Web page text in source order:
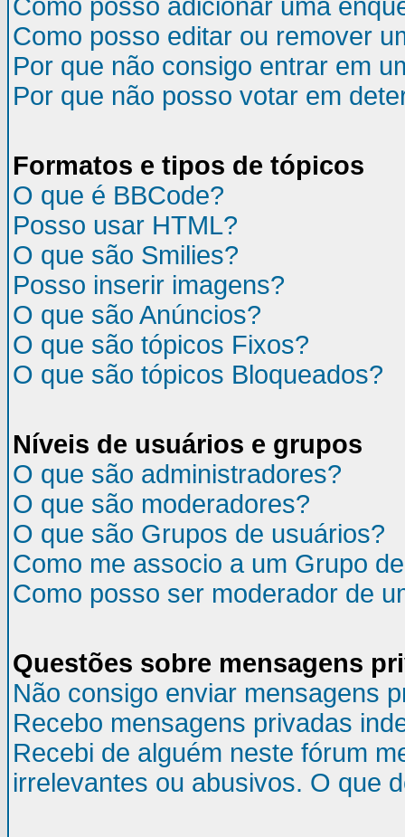
Como posso adicionar uma
Como posso editar ou remover
Por que não consigo entrar em
Por que não posso votar em
Formatos e tipos de tópicos
O que é BBCode?
Posso usar HTML?
O que são Smilies?
Posso inserir imagens?
O que são Anúncios?
O que são tópicos Fixos?
O que são tópicos Bloqueados?
Níveis de usuários e grupos
O que são administradores?
O que são moderadores?
O que são Grupos de usuários?
Como me associo a um Grupo
Como posso ser moderador de
Questões sobre mensagens
Não consigo enviar mensagens
Recebo mensagens privadas
Recebi de alguém neste fórum
irrelevantes ou abusivos. O que